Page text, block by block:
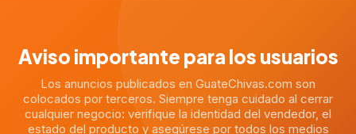
Aviso importante para los usuarios
Los anuncios publicados en GuateChivas.com son
colocados por terceros. Siempre tenga cuidado al cerrar
cualquier negocio: verifique la identidad del vendedor, el
estado del producto y asegúrese por todos los medios